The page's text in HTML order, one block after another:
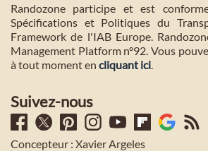
Randozone participe et est
Spécifications et Politiques du
Framework de l'IAB Europe.
Management Platform n°92. Vous
à tout moment en cliquant ici.
Suivez-nous
Concepteur : Xavier Argeles